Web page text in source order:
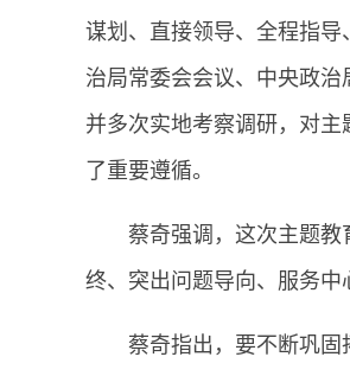
谋划、直接领导、全程指
治局常委会会议、中央政
并多次实地考察调研，对
了重要遵循。
蔡奇强调，这次主题
终、突出问题导向、服务
蔡奇指出，要不断巩